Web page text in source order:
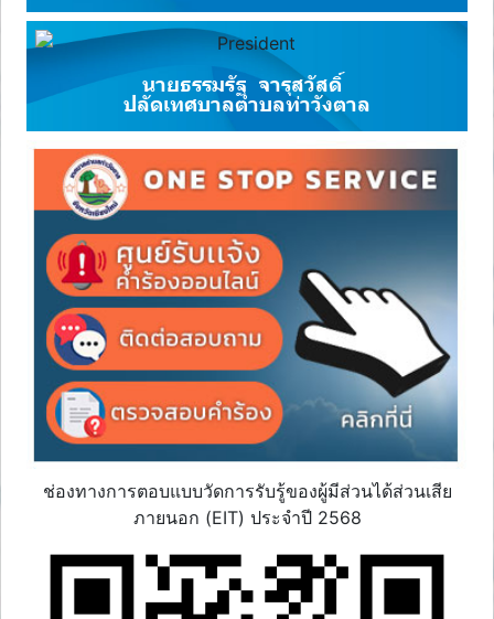
นายธรรมรัฐ จารุสวัสดิ์
ปลัดเทศบาลตำบลท่าวังตาล
ช่องทางการตอบแบบวัดการรับรู้ของผู้มีส่วนได้ส่วนเสีย
ภายนอก (EIT) ประจำปี 2568